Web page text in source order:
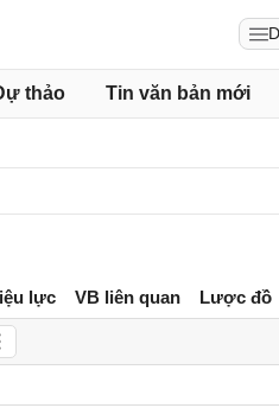
thảo Tin văn bản mới
lực VB liên quan Lược đồ